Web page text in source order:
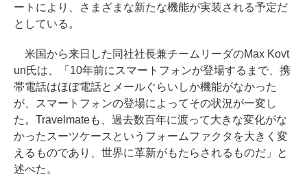
ートにより、さまざまな新たな機能が実装される予定だ
としている。
米国から来日した同社社長兼チームリーダのMax Kovt
un氏は、「10年前にスマートフォンが登場するまで、携
帯電話はほぼ電話とメールぐらいしか機能がなかった
が、スマートフォンの登場によってその状況が一変し
た。Travelmateも、過去数百年に渡って大きな変化がな
かったスーツケースというフォームファクタを大きく変
えるものであり、世界に革新がもたらされるものだ」と
述べた。